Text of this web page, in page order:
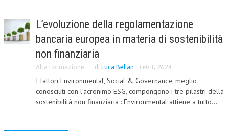
BROCHURE CE.S.E.D.
LA RIVISTA
LA RIVISTA
COMITATO EDITORIALE
L’evoluzione della regolamentazione
bancaria europea in materia di sostenibilità
non finanziaria
Alta Formazione di Luca Bellan - Feb 1, 2024
I fattori Environmental, Social & Governance, meglio
conosciuti con l’acronimo ESG, compongono i tre pilastri della
sostenibilità non finanziaria : Environmental attiene a tutto...